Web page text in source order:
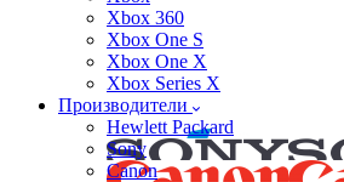
Xbox 360
Xbox One S
Xbox One X
Xbox Series X
Производители
Hewlett Packard
Sony
Canon